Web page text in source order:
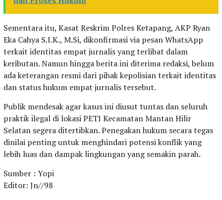
Sementara itu, Kasat Reskrim Polres Ketapang, AKP Ryan
Eka Cahya S.I.K., M.Si, dikonfirmasi via pesan WhatsApp
terkait identitas empat jurnalis yang terlibat dalam
keributan. Namun hingga berita ini diterima redaksi, belum
ada keterangan resmi dari pihak kepolisian terkait identitas
dan status hukum empat jurnalis tersebut.
Publik mendesak agar kasus ini diusut tuntas dan seluruh
praktik ilegal di lokasi PETI Kecamatan Mantan Hilir
Selatan segera ditertibkan. Penegakan hukum secara tegas
dinilai penting untuk menghindari potensi konflik yang
lebih luas dan dampak lingkungan yang semakin parah.
Sumber : Yopi
Editor: Jn//98